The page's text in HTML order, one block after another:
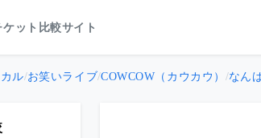
ット比較サイト
ル/お笑いライブ/COWCOW（カウカウ） /なん